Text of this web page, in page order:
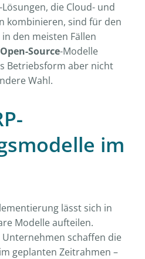
Lösungen, die Cloud- und
kombinieren, sind für den
den meisten Fällen
Open-Source-Modelle
Betriebsform aber nicht
Wahl.
im
lässt sich in
Modelle aufteilen.
Unternehmen schaffen die
geplanten Zeitrahmen –